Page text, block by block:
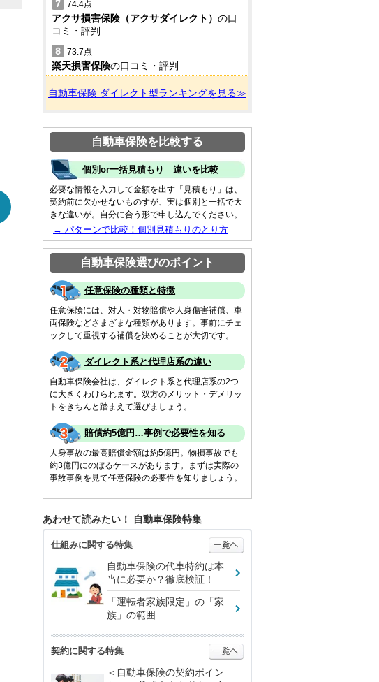
74.4点
アクサ損害保険（アクサダイレクト） の口
コミ・評判
73.7点
楽天損害保険の口コミ・評判
自動車保険 ダイレクト型ランキングを見る≫
自動車保険を比較する
個別or一括見積もり 違いを比較
必要な情報を入力して金額を出す「見積もり」は、
契約前に欠かせないものすが、実は個別と一括で大
きな違いが。自分に合う形で申し込んでください。
→ パターンで比較！個別見積もりのとり方
自動車保険選びのポイント
任意保険の種類と特徴
任意保険には、対人・対物賠償や人身傷害補償、車
両保険などさまざまな種類があります。事前にチェ
ックして重視する補償を決めることが大切です。
ダイレクト系と代理店系の違い
自動車保険会社は、ダイレクト系と代理店系の2つ
に大きくわけられます。双方のメリット・デメリッ
トをきちんと踏まえて選びましょう。
賠償約5億円…事例で必要性を知る
人身事故の最高賠償金額は約5億円。物損事故でも
約3億円にのぼるケースがあります。まずは実際の
事故事例を見て任意保険の必要性を知りましょう。
あわせて読みたい！ 自動車保険特集
仕組みに関する特集
自動車保険の代車特約は本
当に必要か？徹底検証！
「運転者家族限定」の「家
族」の範囲
契約に関する特集
＜自動車保険の契約ポイン